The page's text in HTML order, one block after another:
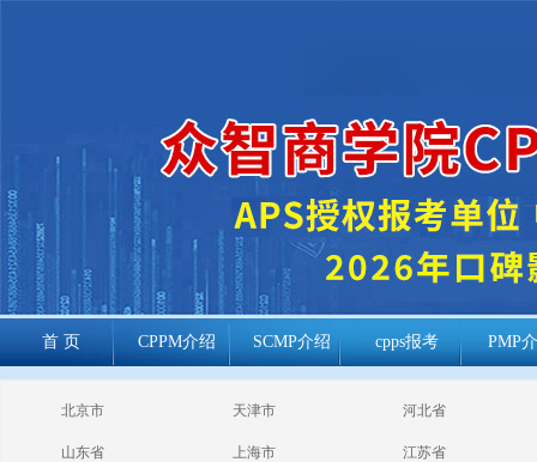
首 页 CPPM介绍 SCMP介绍 cpps报考 PMP
cppm报考常见
问题
北京市 天津市 河北省
山东省 上海市 江苏省